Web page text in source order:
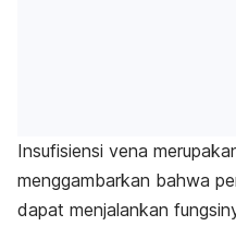
Insufisiensi vena
menggambarkan bahwa
dapat menjalankan